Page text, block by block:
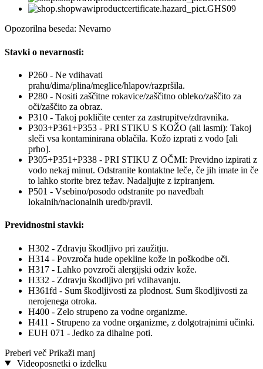
Opozorilna beseda: Nevarno
Stavki o nevarnosti:
P260 - Ne vdihavati
prahu/dima/plina/meglice/hlapov/razpršila.
P280 - Nositi zaščitne rokavice/zaščitno obleko/zaščito za
oči/zaščito za obraz.
P310 - Takoj pokličite center za zastrupitve/zdravnika.
P303+P361+P353 - PRI STIKU S KOŽO (ali lasmi): Takoj
sleči vsa kontaminirana oblačila. Kožo izprati z vodo [ali
prho].
P305+P351+P338 - PRI STIKU Z OČMI: Previdno izpirati z
vodo nekaj minut. Odstranite kontaktne leče, če jih imate in če
to lahko storite brez težav. Nadaljujte z izpiranjem.
P501 - Vsebino/posodo odstranite po navedbah
lokalnih/nacionalnih uredb/pravil.
Previdnostni stavki:
H302 - Zdravju škodljivo pri zaužitju.
H314 - Povzroča hude opekline kože in poškodbe oči.
H317 - Lahko povzroči alergijski odziv kože.
H332 - Zdravju škodljivo pri vdihavanju.
H361fd - Sum škodljivosti za plodnost. Sum škodljivosti za
nerojenega otroka.
H400 - Zelo strupeno za vodne organizme.
H411 - Strupeno za vodne organizme, z dolgotrajnimi učinki.
EUH 071 - Jedko za dihalne poti.
Preberi več Prikaži manj
Videoposnetki o izdelku